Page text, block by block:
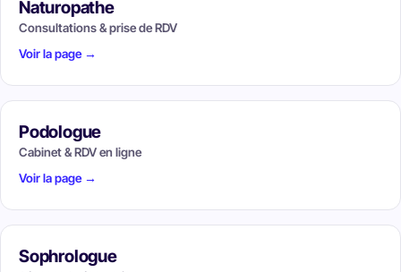
Naturopathe
Consultations & prise de RDV
Voir la page →
Podologue
Cabinet & RDV en ligne
Voir la page →
Sophrologue